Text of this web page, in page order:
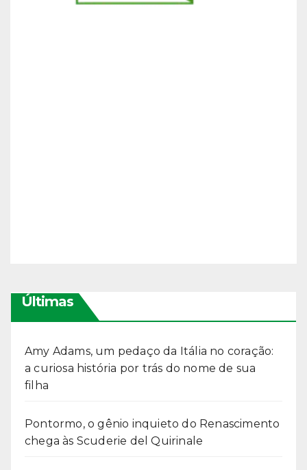
Últimas
Amy Adams, um pedaço da Itália no coração:
a curiosa história por trás do nome de sua
filha
Pontormo, o gênio inquieto do Renascimento
chega às Scuderie del Quirinale